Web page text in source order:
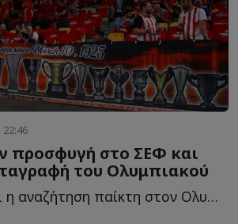
προσφυγή στο ΣΕΦ και
του Ολυμπιακού
«Εκεί βρίσκεται η αναζήτηση παίκτη στον Ολυμπιακό - ...